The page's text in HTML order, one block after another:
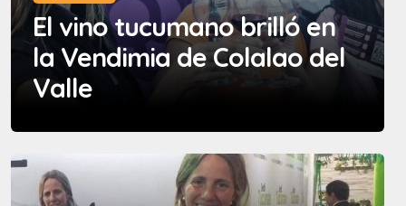
El vino tucumano brilló en
la Vendimia de Colalao del
Valle